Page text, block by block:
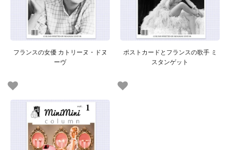
フランスの女優 カトリーヌ・ドヌ
ーヴ
ポストカードとフランスの歌手 ミ
スタンゲット